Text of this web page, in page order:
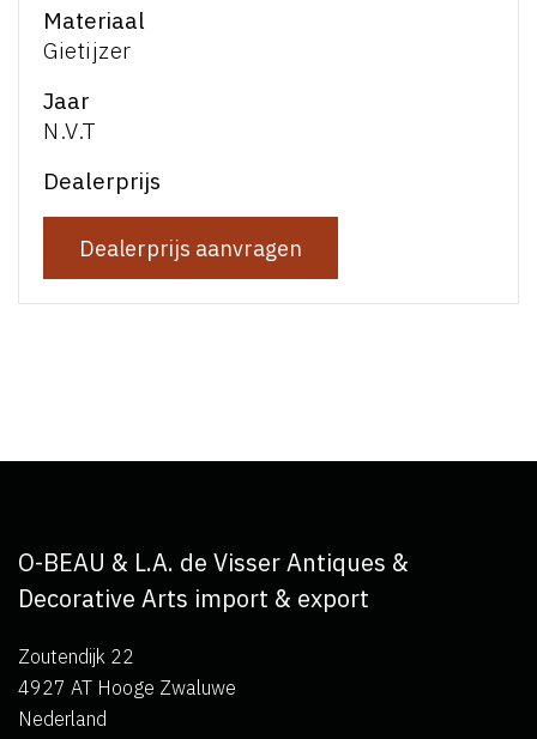
Materiaal
Gietijzer
Jaar
N.V.T
Dealerprijs
Dealerprijs aanvragen
O-BEAU & L.A. de Visser Antiques &
Decorative Arts import & export
Zoutendijk 22
4927 AT Hooge Zwaluwe
Nederland